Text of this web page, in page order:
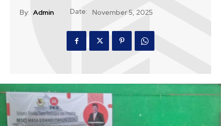
By: Admin Date: November 5, 2025